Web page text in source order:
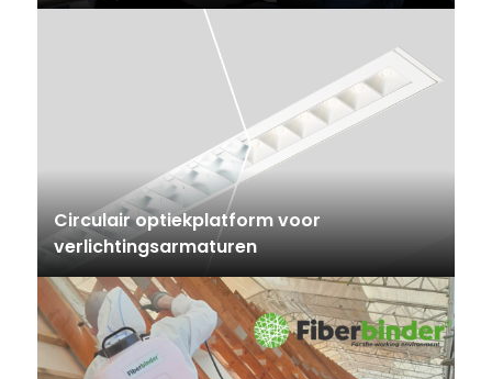
Circulair optiekplatform voor
verlichtingsarmaturen